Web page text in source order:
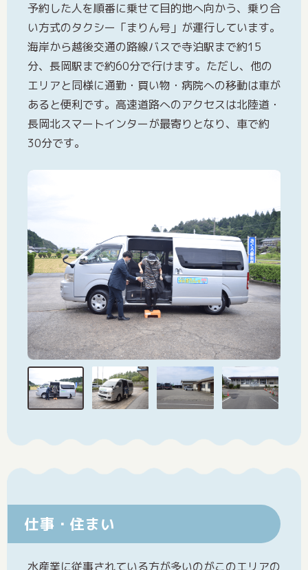
予約した人を順番に乗せて目的地へ向かう、乗り合
い方式のタクシー「まりん号」が運行しています。
海岸から越後交通の路線バスで寺泊駅まで約15
分、長岡駅まで約60分で行けます。ただし、他の
エリアと同様に通勤・買い物・病院への移動は車が
あると便利です。高速道路へのアクセスは北陸道・
長岡北スマートインターが最寄りとなり、車で約
30分です。
仕事・住まい
水産業に従事されている方が多いのがこのエリアの